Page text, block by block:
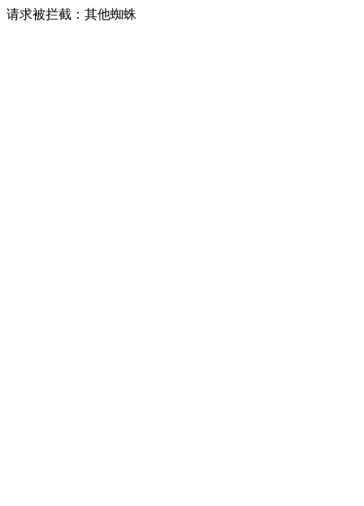
请求被拦截：其他蜘蛛